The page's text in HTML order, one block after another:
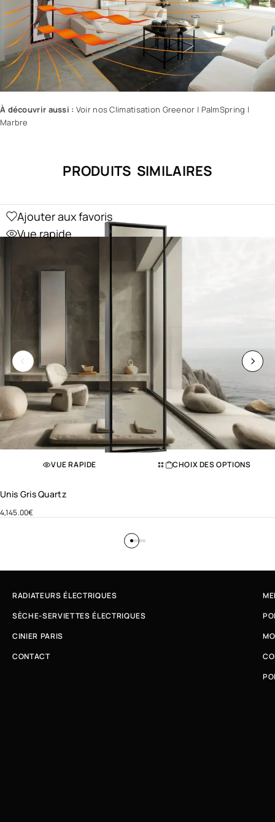
À découvrir aussi : Voir nos Climatisation Greenor | PalmSpring |
Marbre
PRODUITS SIMILAIRES
Ajouter aux favoris
Vue rapide
VUE RAPIDE CHOIX DES OPTIONS
Unis Gris Quartz
4,145.00€
RADIATEURS ÉLECTRIQUES
SÈCHE-SERVIETTES ÉLECTRIQUES
CINIER PARIS
CONTACT